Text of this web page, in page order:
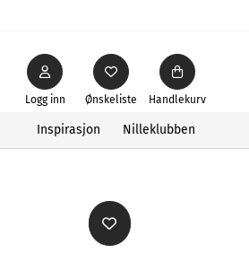
Ønskeliste
Logg inn Handlekurv
Inspirasjon Nilleklubben